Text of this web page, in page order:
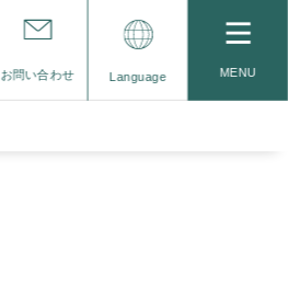
お問い合わせ Language MENU